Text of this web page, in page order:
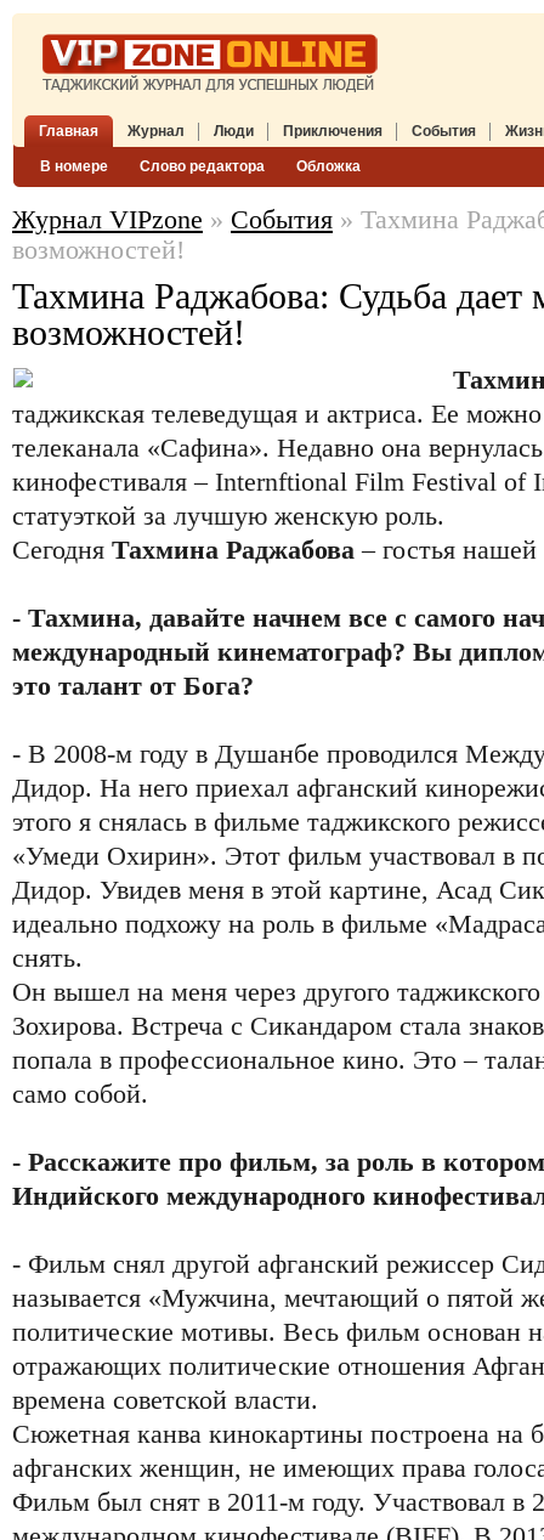
Главная Журнал
В номере Слово редактора Обложка
Люди Приключения События
Журнал VIPzone » События » Тахмина
возможностей!
Тахмина Раджабова: Судьба дает
возможностей!
таджикская телеведущая и актриса. Ее
телеканала «Сафина». Недавно она вернулась
кинофестиваля – Internftional Film Festival of
статуэткой за лучшую женскую роль.
Сегодня Тахмина Раджабова – гостья
- Тахмина, давайте начнем все с самого
международный кинематограф? Вы
это талант от Бога?
- В 2008-м году в Душанбе проводился
Дидор. На него приехал афганский
этого я снялась в фильме таджикского
«Умеди Охирин». Этот фильм участвовал в
Дидор. Увидев меня в этой картине, Асад
идеально подхожу на роль в фильме
снять.
Он вышел на меня через другого
Зохирова. Встреча с Сикандаром стала
попала в профессиональное кино. Это –
само собой.
- Расскажите про фильм, за роль в
Индийского международного
- Фильм снял другой афганский режиссер
называется «Мужчина, мечтающий о пятой
политические мотивы. Весь фильм основан
отражающих политические отношения
времена советской власти.
Сюжетная канва кинокартины построена на
афганских женщин, не имеющих права
Фильм был снят в 2011-м году. Участвовал в